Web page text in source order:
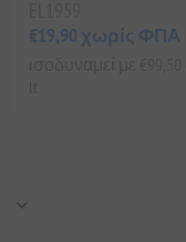
€19,90 χωρίς ΦΠΑ